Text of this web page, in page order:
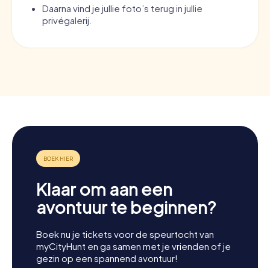
Daarna vind je jullie foto’s terug in jullie
privégalerij.
Klaar om aan een
avontuur te beginnen?
Boek nu je tickets voor de speurtocht van
myCityHunt en ga samen met je vrienden of je
gezin op een spannend avontuur!